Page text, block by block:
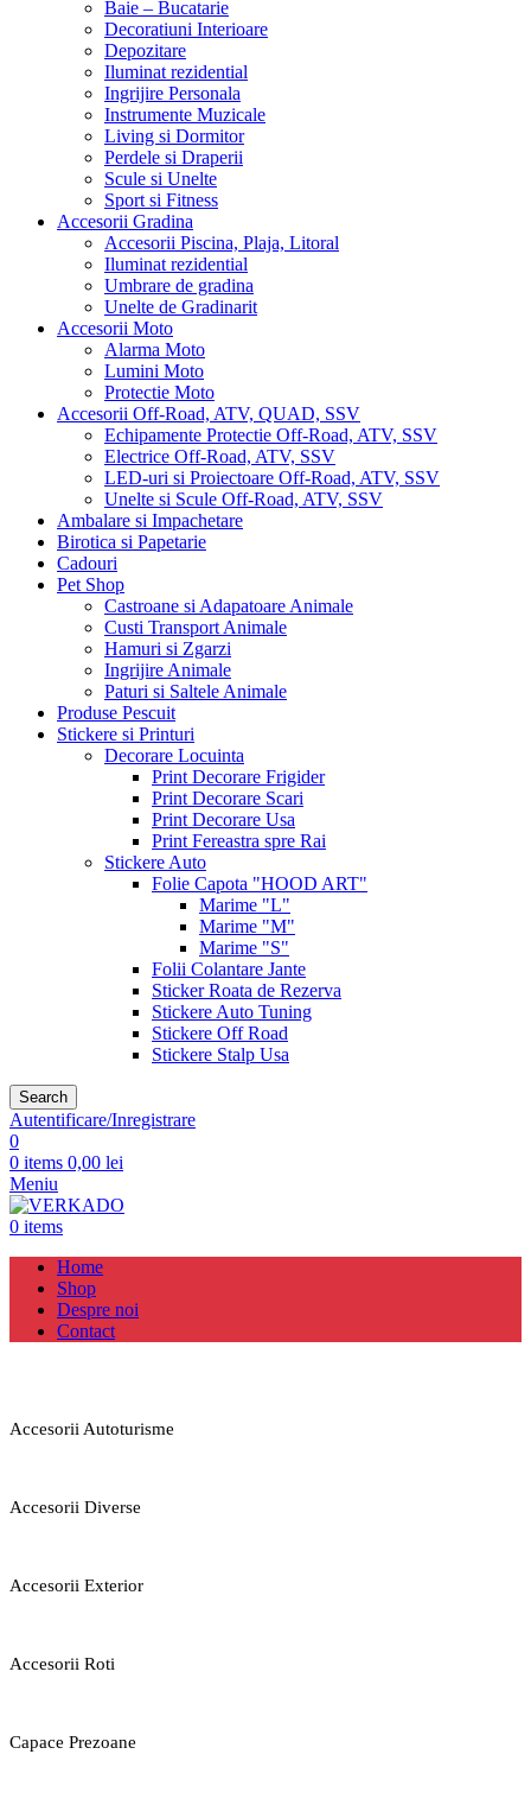
Baie – Bucatarie
Decoratiuni Interioare
Depozitare
Iluminat rezidential
Ingrijire Personala
Instrumente Muzicale
Living si Dormitor
Perdele si Draperii
Scule si Unelte
Sport si Fitness
Accesorii Gradina
Accesorii Piscina, Plaja, Litoral
Iluminat rezidential
Umbrare de gradina
Unelte de Gradinarit
Accesorii Moto
Alarma Moto
Lumini Moto
Protectie Moto
Accesorii Off-Road, ATV, QUAD, SSV
Echipamente Protectie Off-Road, ATV, SSV
Electrice Off-Road, ATV, SSV
LED-uri si Proiectoare Off-Road, ATV, SSV
Unelte si Scule Off-Road, ATV, SSV
Ambalare si Impachetare
Birotica si Papetarie
Cadouri
Pet Shop
Castroane si Adapatoare Animale
Custi Transport Animale
Hamuri si Zgarzi
Ingrijire Animale
Paturi si Saltele Animale
Produse Pescuit
Stickere si Printuri
Decorare Locuinta
Print Decorare Frigider
Print Decorare Scari
Print Decorare Usa
Print Fereastra spre Rai
Stickere Auto
Folie Capota "HOOD ART"
Marime "L"
Marime "M"
Marime "S"
Folii Colantare Jante
Sticker Roata de Rezerva
Stickere Auto Tuning
Stickere Off Road
Stickere Stalp Usa
Search
Autentificare/Inregistrare
0
0 items 0,00 lei
Meniu
0 items
Home
Shop
Despre noi
Contact
Accesorii Autoturisme
Accesorii Diverse
Accesorii Exterior
Accesorii Roti
Capace Prezoane